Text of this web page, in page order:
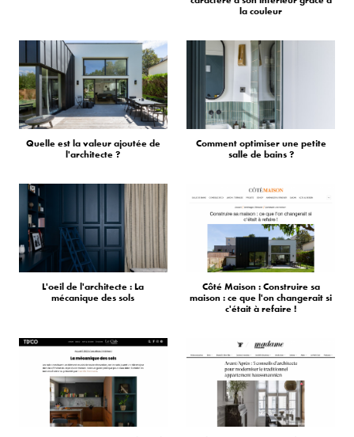
la couleur
Quelle est la valeur ajoutée de
l'architecte ?
Comment optimiser une petite
salle de bains ?
L'oeil de l'architecte : La
mécanique des sols
Côté Maison : Construire sa
maison : ce que l'on changerait si
c'était à refaire !